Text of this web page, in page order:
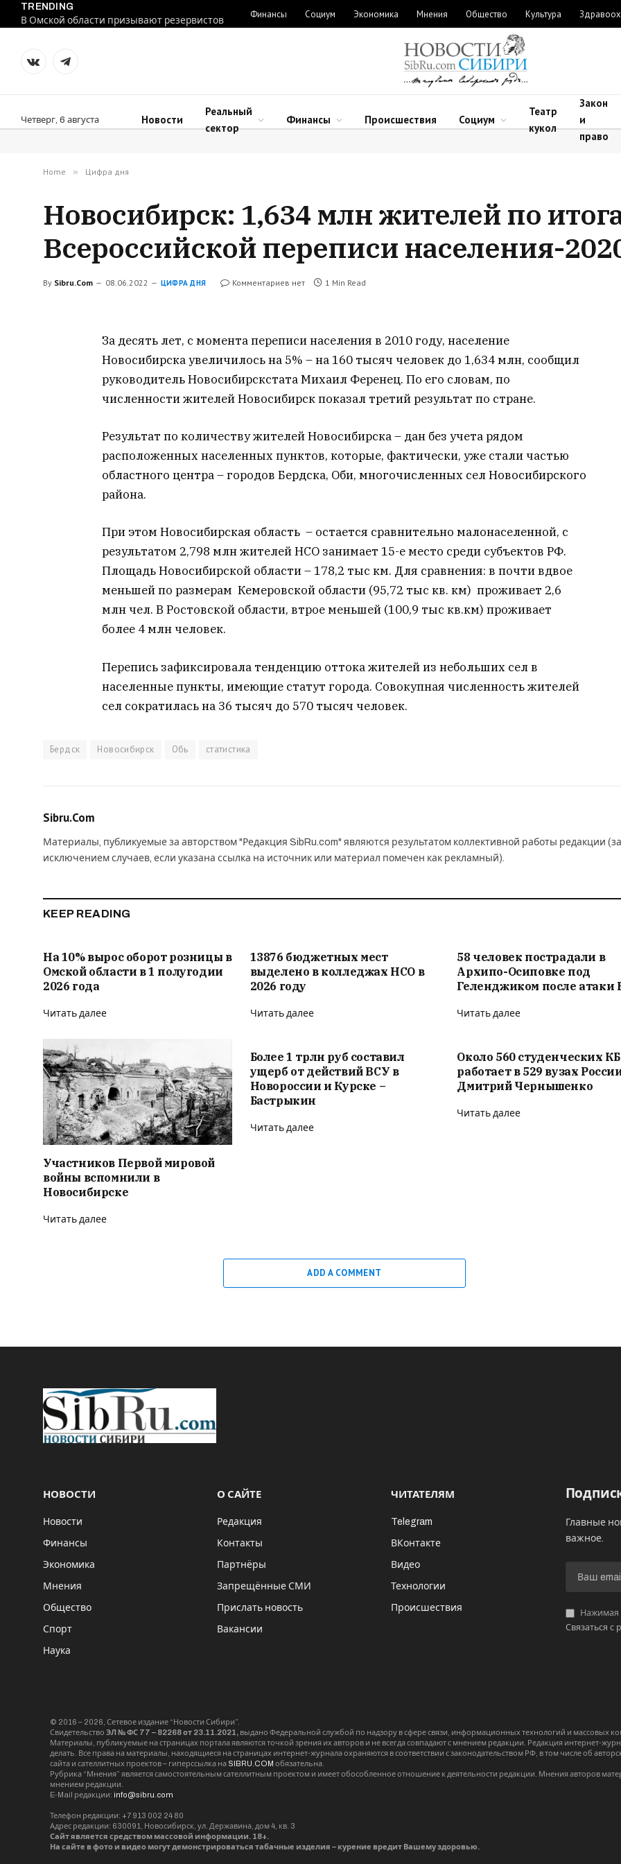
TRENDING
В Омской области призывают резервистов
Финансы Социум Экономика Мнения Общество Культура
VKontakteTelegram
Четверг, 6 августа Новости
Реальный
сектор
Финансы Происшествия Социум
Театр
кукол
Закон
и
право
Home » Цифра дня
Новосибирск: 1,634 млн жителей по
Всероссийской переписи населения-
By Sibru.Com 08.06.2022 ЦИФРА ДНЯ Комментариев нет 1 Min Read
За десять лет, с момента переписи населения в 2010 году, население
Новосибирска увеличилось на 5% – на 160 тысяч человек до 1,634 млн, сообщил
руководитель Новосибирскстата Михаил Ференец. По его словам, по
численности жителей Новосибирск показал третий результат по стране.
Результат по количеству жителей Новосибирска – дан без учета рядом
расположенных населенных пунктов, которые, фактически, уже стали частью
областного центра – городов Бердска, Оби, многочисленных сел Новосибирского
района.
При этом Новосибирская область – остается сравнительно малонаселенной, с
результатом 2,798 млн жителей НСО занимает 15-е место среди субъектов РФ.
Площадь Новосибирской области – 178,2 тыс км. Для сравнения: в почти вдвое
меньшей по размерам Кемеровской области (95,72 тыс кв. км) проживает 2,6
млн чел. В Ростовской области, втрое меньшей (100,9 тыс кв.км) проживает
более 4 млн человек.
Перепись зафиксировала тенденцию оттока жителей из небольших сел в
населенные пункты, имеющие статут города. Совокупная численность жителей
сел сократилась на 36 тысяч до 570 тысяч человек.
Бердск Новосибирск Обь статистика
Sibru.Com
Материалы, публикуемые за авторством "Редакция SibRu.com" являются результатом коллективной работы редакции (за
исключением случаев, если указана ссылка на источник или материал помечен как рекламный).
KEEP READING
На 10% вырос оборот розницы в
Омской области в 1 полугодии
2026 года
Читать далее
13876 бюджетных мест
выделено в колледжах НСО в
2026 году
Читать далее
58 человек пострадали в
Архипо-Осиповке под
Геленджиком после атаки
Читать далее
Участников Первой мировой
войны вспомнили в
Новосибирске
Читать далее
Более 1 трлн руб составил
ущерб от действий ВСУ в
Новороссии и Курске –
Бастрыкин
Читать далее
Около 560 студенческих КБ
работает в 529 вузах
Дмитрий Чернышенко
Читать далее
ADD A COMMENT
НОВОСТИ
Новости
Финансы
Экономика
Мнения
Общество
Спорт
Наука
О САЙТЕ
Редакция
Контакты
Партнёры
Запрещённые СМИ
Прислать новость
Вакансии
ЧИТАТЕЛЯМ
Telegram
ВКонтакте
Видео
Технологии
Происшествия
Главные
важное.
Нажимая
Связаться с
© 2016 – 2026, Сетевое издание “Новости Сибири”.
Свидетельство ЭЛ № ФС 77 – 82268 от 23.11.2021, выдано Федеральной службой по надзору в сфере связи, информационных технологий и массовых
Материалы, публикуемые на страницах портала являются точкой зрения их авторов и не всегда совпадают с мнением редакции. Редакция интернет-
делать. Все права на материалы, находящиеся на страницах интернет-журнала охраняются в соответствии с законодательством РФ, в том числе об
сайта и сателлитных проектов – гиперссылка на SIBRU.COM обязательна.
Рубрика “Мнения” является самостоятельным сателлитным проектом и имеет обособленное отношение к деятельности редакции. Мнения авторов
мнением редакции.
E-Mail редакции: info@sibru.com
Телефон редакции: +7 913 002 24 80
Адрес редакции: 630091, Новосибирск, ул. Державина, дом 4, кв. 3
Сайт является средством массовой информации. 18+.
На сайте в фото и видео могут демонстрироваться табачные изделия – курение вредит Вашему здоровью.